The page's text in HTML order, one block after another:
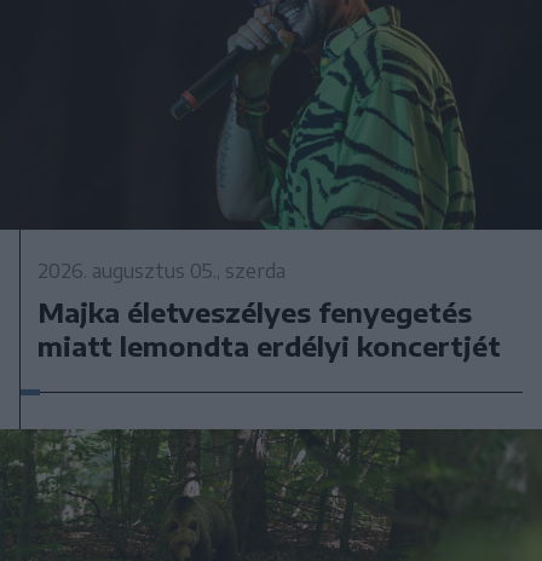
2026. augusztus 05., szerda
Majka életveszélyes fenyegetés
miatt lemondta erdélyi koncertjét